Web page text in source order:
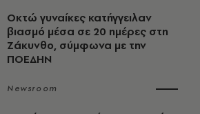
Οκτώ γυναίκες κατήγγειλαν
βιασμό μέσα σε 20 ημέρες στη
Ζάκυνθο, σύμφωνα με την
ΠΟΕΔΗΝ
Newsroom